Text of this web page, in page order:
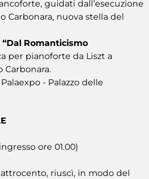
guidati dall’esecuzione
Carbonara, nuova stella del
“Dal Romanticismo
per pianoforte da Liszt a
Carbonara.
- Palazzo delle
ore 01.00)
riuscì, in modo del